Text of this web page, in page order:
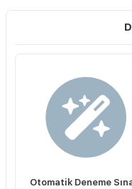
Sınav Ekranı
Whatsapp Kanalımız
Otomatik Deneme